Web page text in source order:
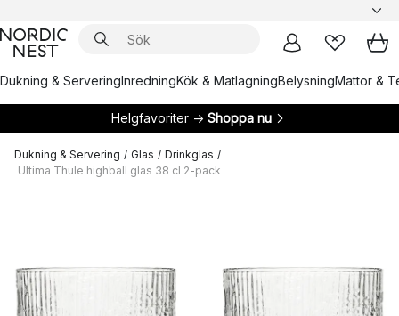
Dukning & ServeringInredningKök & MatlagningBelysningMattor &
Helgfavoriter → Shoppa nu
Dukning & Servering / Glas / Drinkglas /
Ultima Thule highball glas 38 cl 2-pack